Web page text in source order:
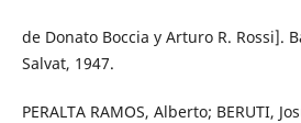
de Donato Boccia y Arturo R. Rossi].
Salvat, 1947.
PERALTA RAMOS, Alberto; BERUTI,